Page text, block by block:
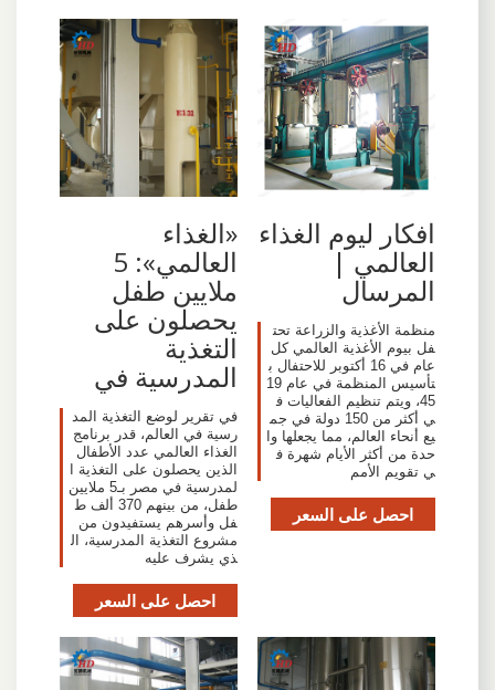
افكار ليوم الغذاء
العالمي |
المرسال
منظمة الأغذية والزراعة تحت
فل بيوم الأغذية العالمي كل
عام في 16 أكتوبر للاحتفال ب
تأسيس المنظمة في عام 19
45، ويتم تنظيم الفعاليات ف
ي أكثر من 150 دولة في جم
يع أنحاء العالم، مما يجعلها وا
حدة من أكثر الأيام شهرة ف
ي تقويم الأمم
احصل على السعر
«الغذاء
العالمي»: 5
ملايين طفل
يحصلون على
التغذية
المدرسية في
في تقرير لوضع التغذية المد
رسية في العالم، قدر برنامج
الغذاء العالمي عدد الأطفال
الذين يحصلون على التغذية ا
لمدرسية في مصر بـ5 ملايين
طفل، من بينهم 370 ألف ط
فل وأسرهم يستفيدون من
مشروع التغذية المدرسية، ال
ذي يشرف عليه
احصل على السعر